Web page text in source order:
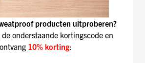
producten uitproberen?
onderstaande kortingscode en
ontvang 10% korting: